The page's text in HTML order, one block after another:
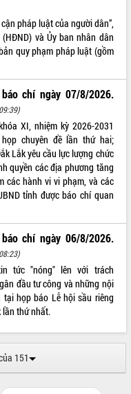
pháp luật của người dân”,
và Ủy ban nhân dân
quy phạm pháp luật (gồm
chí ngày 07/8/2026.
XI, nhiệm kỳ 2026-2031
chuyên đề lần thứ hai;
Lắk yêu cầu lực lượng chức
quyền các địa phương tăng
các hành vi vi phạm, và các
tỉnh được báo chí quan
chí ngày 06/8/2026.
tức "nóng" lên với trách
đầu tư công và những nội
tại họp báo Lễ hội sầu riêng
thứ nhất.
151